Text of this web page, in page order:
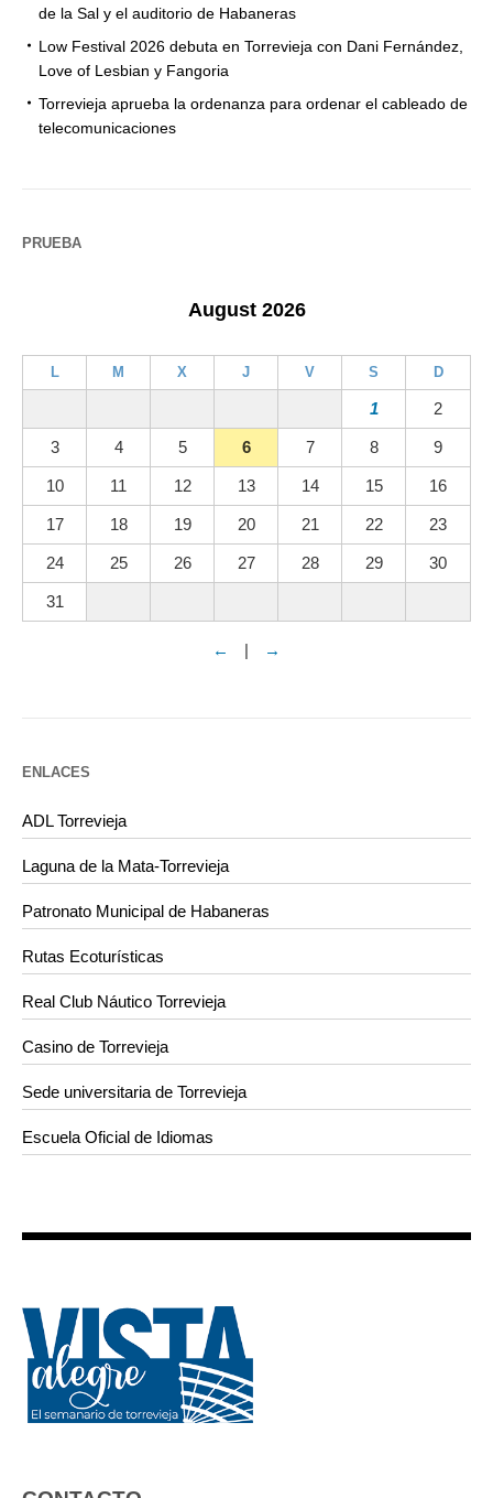
de la Sal y el auditorio de Habaneras
Low Festival 2026 debuta en Torrevieja con Dani Fernández,
Love of Lesbian y Fangoria
Torrevieja aprueba la ordenanza para ordenar el cableado de
telecomunicaciones
PRUEBA
August 2026
L M X J V S D
1 2
3 4 5 6 7 8 9
10 11 12 13 14 15 16
17 18 19 20 21 22 23
24 25 26 27 28 29 30
31
← | →
ENLACES
ADL Torrevieja
Laguna de la Mata-Torrevieja
Patronato Municipal de Habaneras
Rutas Ecoturísticas
Real Club Náutico Torrevieja
Casino de Torrevieja
Sede universitaria de Torrevieja
Escuela Oficial de Idiomas